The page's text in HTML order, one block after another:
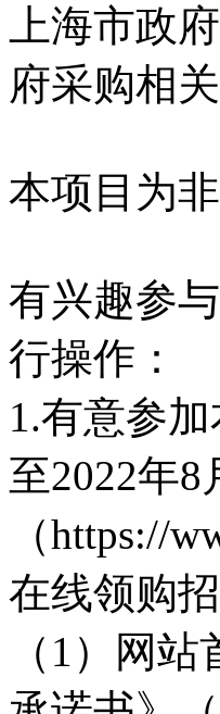
上海市政
府采购相
本项目为
有兴趣参
行操作：
1.有意参
至2022年
（https://
在线领购招
（1）网